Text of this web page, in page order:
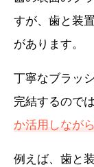
すが、歯と装
があります。
丁寧なブラッ
完結するので
か活用しなが
例えば、歯と